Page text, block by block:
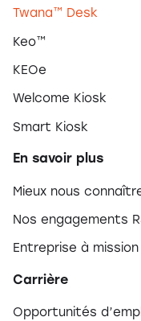
Twana™ Desk
Keo™
KEOe
Welcome Kiosk
Smart Kiosk
En savoir plus
Mieux nous
Nos engagements
Entreprise à mission
Carrière
Opportunités